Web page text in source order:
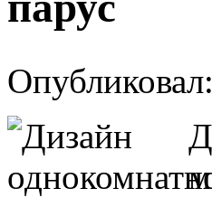
Опубликовал: